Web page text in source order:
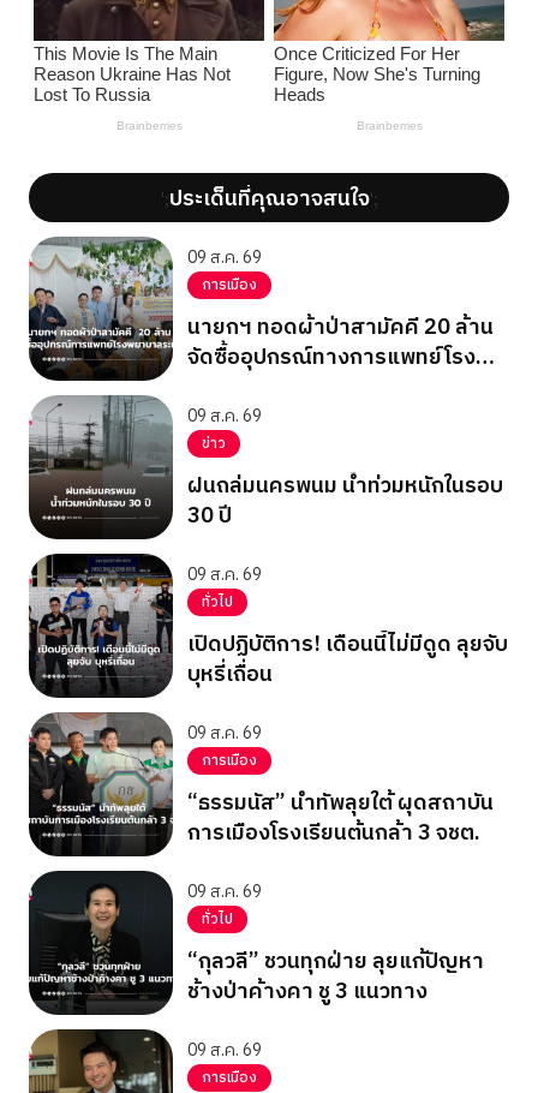
';ประเด็นที่คุณอาจสนใจ';
09 ส.ค. 69
การเมือง
นายกฯ ทอดผ้าป่าสามัคคี 20 ล้าน
จัดซื้ออุปกรณ์ทางการแพทย์โรง
09 ส.ค. 69
ข่าว
ฝนถล่มนครพนม น้ำท่วมหนักในรอบ
30 ปี
09 ส.ค. 69
ทั่วไป
เปิดปฏิบัติการ! เดือนนี้ไม่มีดูด ลุยจับ
บุหรี่เถื่อน
09 ส.ค. 69
การเมือง
“ธรรมนัส” นำทัพลุยใต้ ผุดสถาบัน
การเมืองโรงเรียนต้นกล้า 3 จชต.
09 ส.ค. 69
ทั่วไป
“กุลวลี” ชวนทุกฝ่าย ลุยแก้ปัญหา
ช้างป่าค้างคา ชู 3 แนวทาง
09 ส.ค. 69
การเมือง